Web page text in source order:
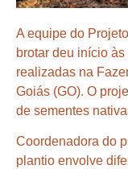
A equipe do
brotar deu início
realizadas na
Goiás (GO). O
de sementes
Coordenadora do
plantio envolve